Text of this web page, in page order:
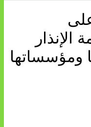
ومؤسساتها